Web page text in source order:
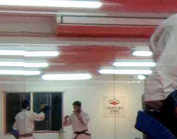
門間理良の黒帯への階段（まとめ）